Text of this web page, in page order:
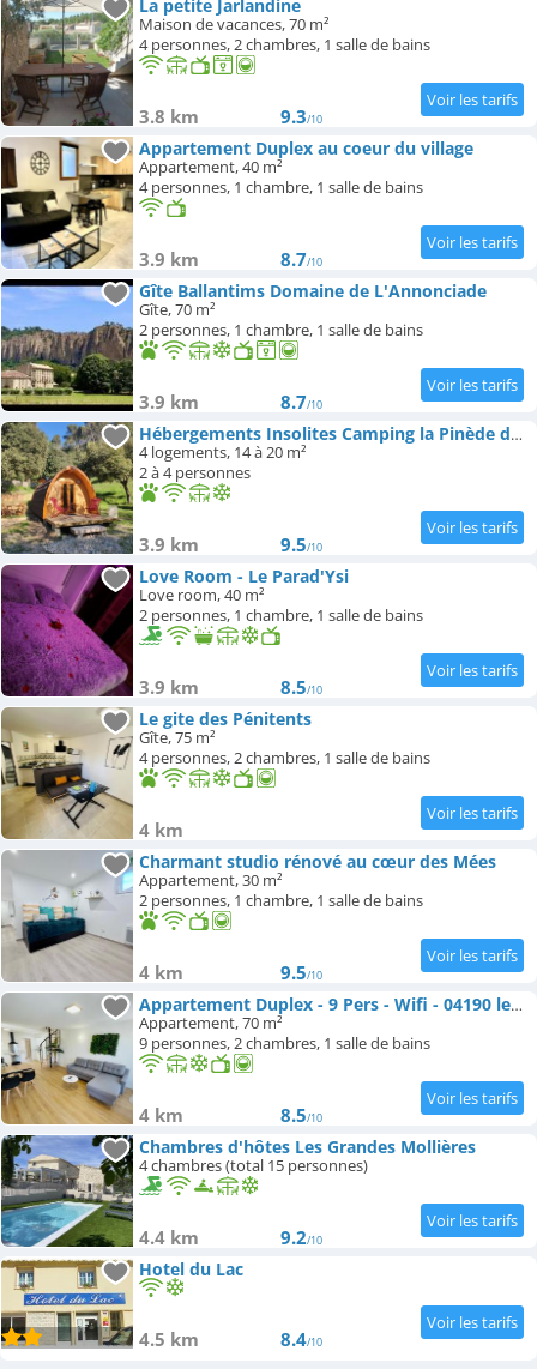
La petite Jarlandine
Maison de vacances, 70 m²
4 personnes, 2 chambres, 1 salle de bains
3.8 km 9.3/10
Appartement Duplex au coeur du village
Appartement, 40 m²
4 personnes, 1 chambre, 1 salle de bains
3.9 km 8.7/10
Gîte Ballantims Domaine de L'Annonciade
Gîte, 70 m²
2 personnes, 1 chambre, 1 salle de bains
3.9 km 8.7/10
Hébergements Insolites Camping la Pinède des Mées
4 logements, 14 à 20 m²
2 à 4 personnes
3.9 km 9.5/10
Love Room - Le Parad'Ysi
Love room, 40 m²
2 personnes, 1 chambre, 1 salle de bains
3.9 km 8.5/10
Le gite des Pénitents
Gîte, 75 m²
4 personnes, 2 chambres, 1 salle de bains
4 km
Charmant studio rénové au cœur des Mées
Appartement, 30 m²
2 personnes, 1 chambre, 1 salle de bains
4 km 9.5/10
Appartement Duplex - 9 Pers - Wifi - 04190 les Mées
Appartement, 70 m²
9 personnes, 2 chambres, 1 salle de bains
4 km 8.5/10
Chambres d'hôtes Les Grandes Mollières
4 chambres (total 15 personnes)
4.4 km 9.2/10
Hotel du Lac
4.5 km 8.4/10